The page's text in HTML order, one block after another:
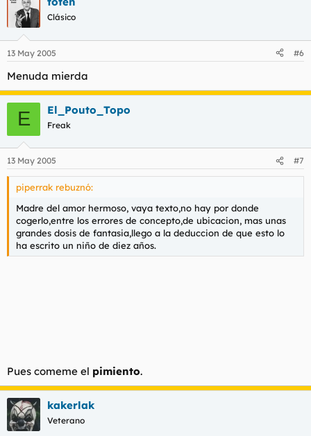
Clásico
13 May 2005 #6
Menuda mierda
E El_Pouto_Topo
Freak
13 May 2005 #7
piperrak rebuznó:
Madre del amor hermoso, vaya texto,no hay por donde
cogerlo,entre los errores de concepto,de ubicacion, mas unas
grandes dosis de fantasia,llego a la deduccion de que esto lo
ha escrito un niño de diez años.
Pues comeme el pimiento.
kakerlak
Veterano